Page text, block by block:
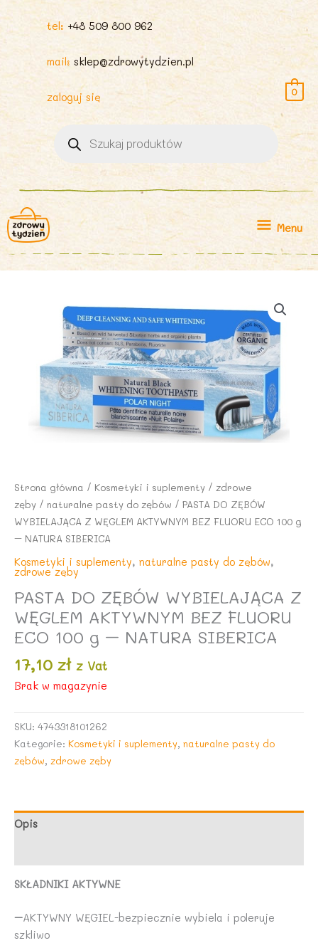
tel: +48 509 800 962
mail: sklep@zdrowytydzien.pl
zaloguj się
produktów
0
Menu
Menu
Strona główna / Kosmetyki i suplementy / zdrowe
zęby / naturalne pasty do zębów / PASTA DO ZĘBÓW
WYBIELAJĄCA Z WĘGLEM AKTYWNYM BEZ FLUORU ECO 100 g
– NATURA SIBERICA
Kosmetyki i suplementy, naturalne pasty do zębów,
zdrowe zęby
PASTA DO ZĘBÓW WYBIELAJĄCA Z
WĘGLEM AKTYWNYM BEZ FLUORU
ECO 100 g – NATURA SIBERICA
17,10 zł z Vat
Brak w magazynie
SKU: 4743318101262
Kategorie: Kosmetyki i suplementy, naturalne pasty do
zębów, zdrowe zęby
Opis
SKŁADNIKI AKTYWNE
–AKTYWNY WĘGIEL-bezpiecznie wybiela i poleruje
szkliwo